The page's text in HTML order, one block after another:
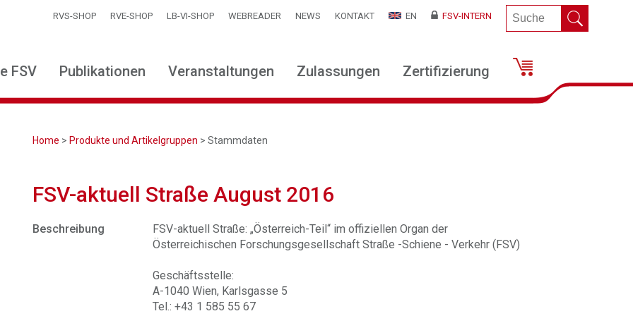
RVS-SHOP RVE-SHOP LB-VI-SHOP WEBREADER NEWS KONTAKT EN FSV-INTERN
FSV Publikationen Veranstaltungen Zulassungen Zertifizierung
Home > Produkte und Artikelgruppen > Stammdaten
FSV-aktuell Straße August 2016
Beschreibung
FSV-aktuell Straße: „Österreich-Teil“ im offiziellen Organ der
Österreichischen Forschungsgesellschaft Straße -Schiene - Verkehr (FSV)
Geschäftsstelle:
A-1040 Wien, Karlsgasse 5
Tel.: +43 1 585 55 67